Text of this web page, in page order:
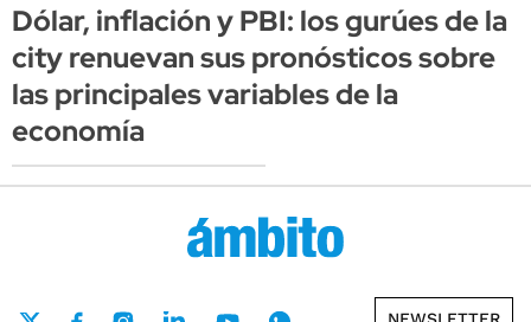
Dólar, inflación y PBI: los gurúes de la
city renuevan sus pronósticos sobre
las principales variables de la
economía